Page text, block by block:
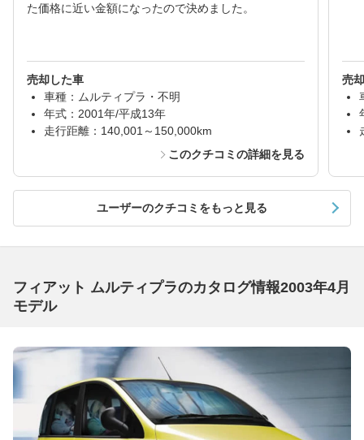
た価格に近い金額になったので決めました。
売却した車
車種：ムルティプラ・不明
年式：2001年/平成13年
走行距離：140,001～150,000km
このクチコミの詳細を見る
売
ユーザーのクチコミをもっと見る
フィアット ムルティプラのカタログ情報2003年4月
モデル